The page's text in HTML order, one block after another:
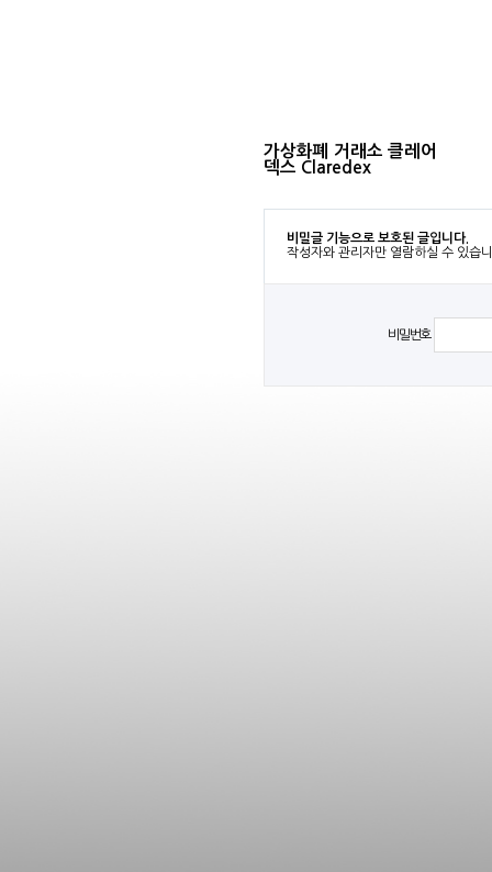
가상화폐 거래소 클레어
덱스 Claredex
비밀글 기능으로 보호된 글입니다.
작성자와 관리자만 열람하실 수 있습
비밀번호